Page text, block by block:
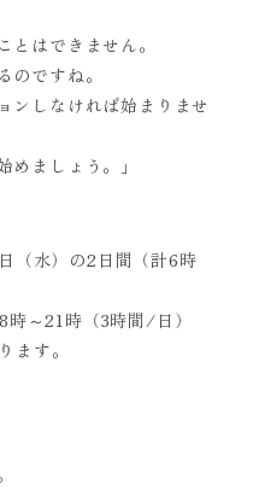
はできません。
ですね。
ンしなければ始まりませ
ましょう。」
（水）の2日間（計6時
21時（3時間/日）
す。